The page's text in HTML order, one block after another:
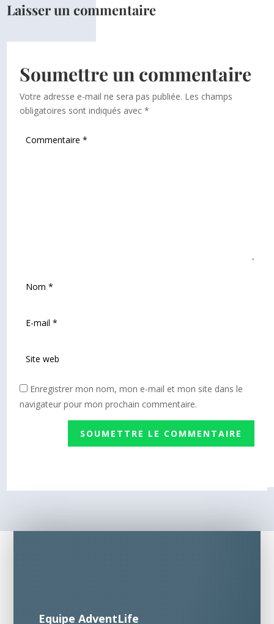
Laisser un commentaire
Soumettre un commentaire
Votre adresse e-mail ne sera pas publiée. Les champs
obligatoires sont indiqués avec*
Enregistrer mon nom, mon e-mail et mon site dans le
navigateur pour mon prochain commentaire.
SOUMETTRE LE COMMENTAIRE
Equipe AdventLife